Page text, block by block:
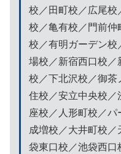
校／田町校／広尾
校／亀有校／門前
校／有明ガーデン
場校／新宿西口校
校／下北沢校／御
住校／安立中央校／
座校／人形町校／
成増校／大井町校
袋東口校／池袋西